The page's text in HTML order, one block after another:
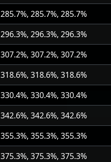
285.7%, 285.7%, 285.7%
296.3%, 296.3%, 296.3%
307.2%, 307.2%, 307.2%
318.6%, 318.6%, 318.6%
330.4%, 330.4%, 330.4%
342.6%, 342.6%, 342.6%
355.3%, 355.3%, 355.3%
375.3%, 375.3%, 375.3%